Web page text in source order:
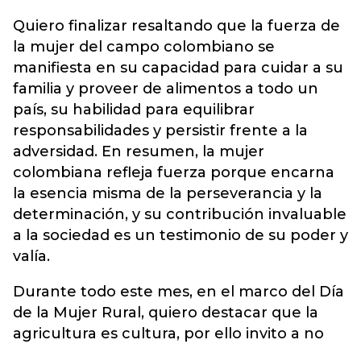
Quiero finalizar resaltando que la fuerza de
la mujer del campo colombiano se
manifiesta en su capacidad para cuidar a su
familia y proveer de alimentos a todo un
país, su habilidad para equilibrar
responsabilidades y persistir frente a la
adversidad. En resumen, la mujer
colombiana refleja fuerza porque encarna
la esencia misma de la perseverancia y la
determinación, y su contribución invaluable
a la sociedad es un testimonio de su poder y
valía.
Durante todo este mes, en el marco del Día
de la Mujer Rural, quiero destacar que la
agricultura es cultura, por ello invito a no